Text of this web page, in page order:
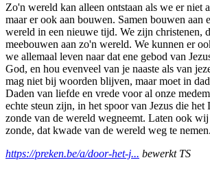
Zo'n wereld kan alleen ontstaan als we er niet
maar er ook aan bouwen. Samen bouwen aan
wereld in een nieuwe tijd. We zijn christenen,
meebouwen aan zo'n wereld. We kunnen er
we allemaal leven naar dat ene gebod van
God, en hou evenveel van je naaste als van
mag niet bij woorden blijven, maar moet in
Daden van liefde en vrede voor al onze
echte steun zijn, in het spoor van Jezus die het
zonde van de wereld wegneemt. Laten ook
zonde, dat kwade van de wereld weg te nemen.
https://preken.be/a/door-het-j... bewerkt TS